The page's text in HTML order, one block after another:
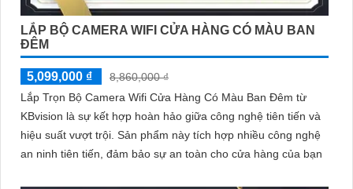
LẮP BỘ CAMERA WIFI CỬA HÀNG CÓ MÀU BAN
ĐÊM
5,099,000 ₫
8,860,000 ₫
Lắp Trọn Bộ Camera Wifi Cửa Hàng Có Màu Ban Đêm từ
KBvision là sự kết hợp hoàn hảo giữa công nghệ tiên tiến và
hiệu suất vượt trội. Sản phẩm này tích hợp nhiều công nghệ
an ninh tiên tiến, đảm bảo sự an toàn cho cửa hàng của bạn